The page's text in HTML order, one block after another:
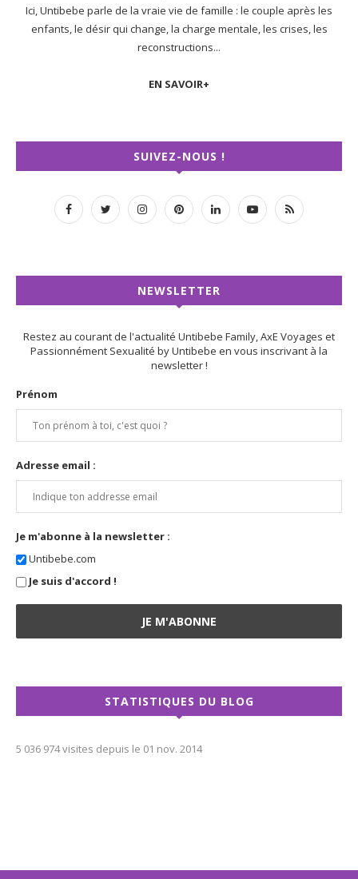
Ici, Untibebe parle de la vraie vie de famille : le couple après les
enfants, le désir qui change, la charge mentale, les crises, les
reconstructions...
EN SAVOIR+
SUIVEZ-NOUS !
NEWSLETTER
Restez au courant de l'actualité Untibebe Family, AxE Voyages et
Passionnément Sexualité by Untibebe en vous inscrivant à la
newsletter !
Prénom
Adresse email :
Je m'abonne à la newsletter :
Untibebe.com
Je suis d'accord !
STATISTIQUES DU BLOG
5 036 974 visites depuis le 01 nov. 2014